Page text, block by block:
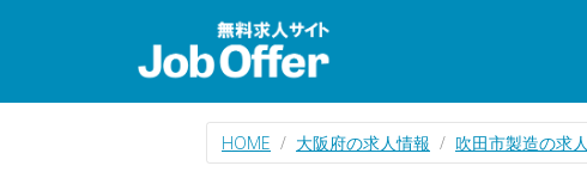
HOME 大阪府の求人情報 吹田市製造の求人